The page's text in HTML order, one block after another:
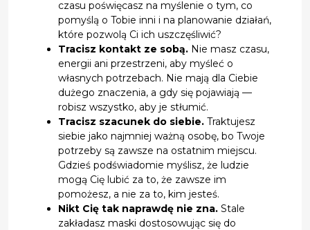
czasu poświęcasz na myślenie o tym, co
pomyślą o Tobie inni i na planowanie działań,
które pozwolą Ci ich uszczęśliwić?
Tracisz kontakt ze sobą. Nie masz czasu,
energii ani przestrzeni, aby myśleć o
własnych potrzebach. Nie mają dla Ciebie
dużego znaczenia, a gdy się pojawiają —
robisz wszystko, aby je stłumić.
Tracisz szacunek do siebie. Traktujesz
siebie jako najmniej ważną osobę, bo Twoje
potrzeby są zawsze na ostatnim miejscu.
Gdzieś podświadomie myślisz, że ludzie
mogą Cię lubić za to, że zawsze im
pomożesz, a nie za to, kim jesteś.
Nikt Cię tak naprawdę nie zna. Stale
zakładasz maski dostosowując się do